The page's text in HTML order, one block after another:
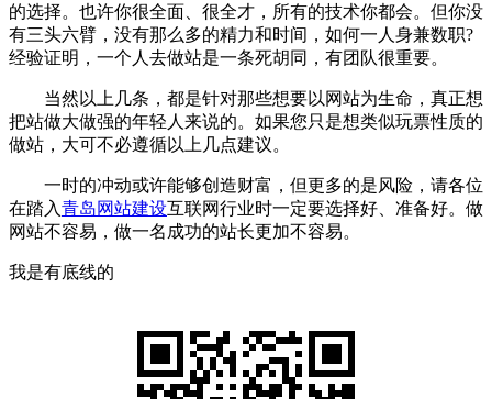
的选择。也许你很全面、很全才，所有的技术你都会。但你没
有三头六臂，没有那么多的精力和时间，如何一人身兼数职?
经验证明，一个人去做站是一条死胡同，有团队很重要。
当然以上几条，都是针对那些想要以网站为生命，真正想
把站做大做强的年轻人来说的。如果您只是想类似玩票性质的
做站，大可不必遵循以上几点建议。
一时的冲动或许能够创造财富，但更多的是风险，请各位
在踏入青岛网站建设互联网行业时一定要选择好、准备好。做
网站不容易，做一名成功的站长更加不容易。
我是有底线的